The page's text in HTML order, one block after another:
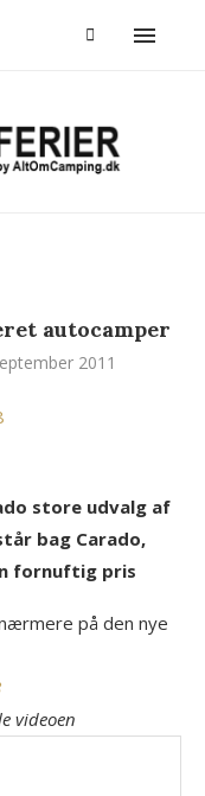
autocamper
2011
store udvalg af
bag Carado,
fornuftig pris
på den nye
videoen